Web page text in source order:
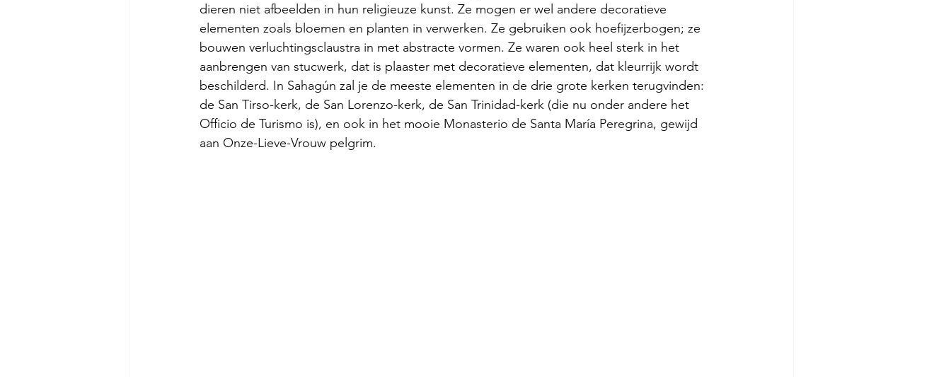
dieren niet afbeelden in hun religieuze kunst. Ze mogen er wel andere decoratieve
elementen zoals bloemen en planten in verwerken. Ze gebruiken ook hoefijzerbogen; ze
bouwen verluchtingsclaustra in met abstracte vormen. Ze waren ook heel sterk in het
aanbrengen van stucwerk, dat is plaaster met decoratieve elementen, dat kleurrijk wordt
beschilderd. In Sahagún zal je de meeste elementen in de drie grote kerken terugvinden:
de San Tirso-kerk, de San Lorenzo-kerk, de San Trinidad-kerk (die nu onder andere het
Officio de Turismo is), en ook in het mooie Monasterio de Santa María Peregrina, gewijd
aan Onze-Lieve-Vrouw pelgrim.